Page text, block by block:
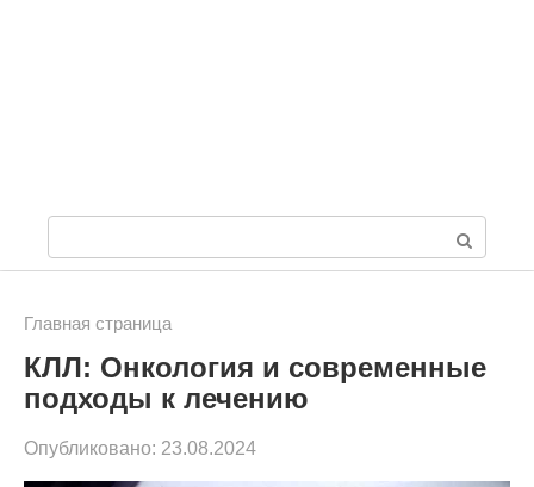
о
с
к
Главная страница
КЛЛ: Онкология и современные
подходы к лечению
Опубликовано: 23.08.2024